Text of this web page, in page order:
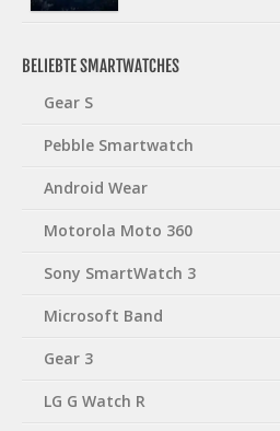
BELIEBTE SMARTWATCHES
Gear S
Pebble Smartwatch
Android Wear
Motorola Moto 360
Sony SmartWatch 3
Microsoft Band
Gear 3
LG G Watch R